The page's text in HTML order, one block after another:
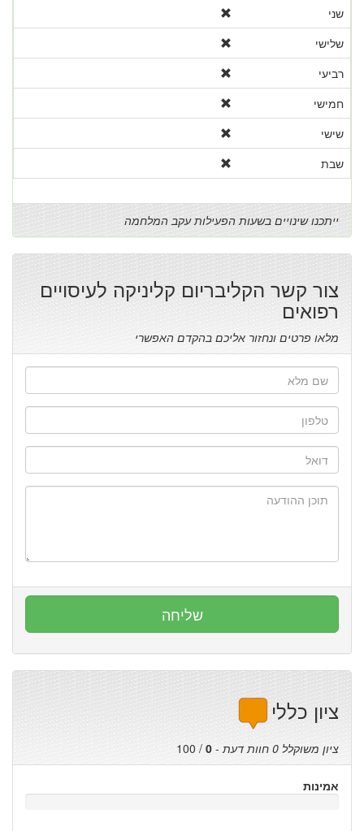
שני
שלישי
רביעי
חמישי
שישי
שבת
ייתכנו שינויים בשעות הפעילות עקב המלחמה
צור קשר הקליבריום קליניקה לעיסויים
רפואים
מלאו פרטים ונחזור אליכם בהקדם האפשרי
ציון כללי
ציון משוקלל 0 חוות דעת-
0
/
100
אמינות